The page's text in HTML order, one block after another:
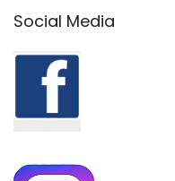
Social Media